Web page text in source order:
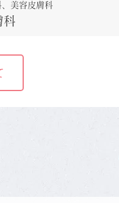
美容皮膚科
科